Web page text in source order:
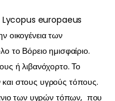
Lycopus europaeus
οικογένεια των
το Βόρειο ημισφαίριο.
ή λιβανόχορτο. Το
στους υγρούς τόπους.
των υγρών τόπων, που